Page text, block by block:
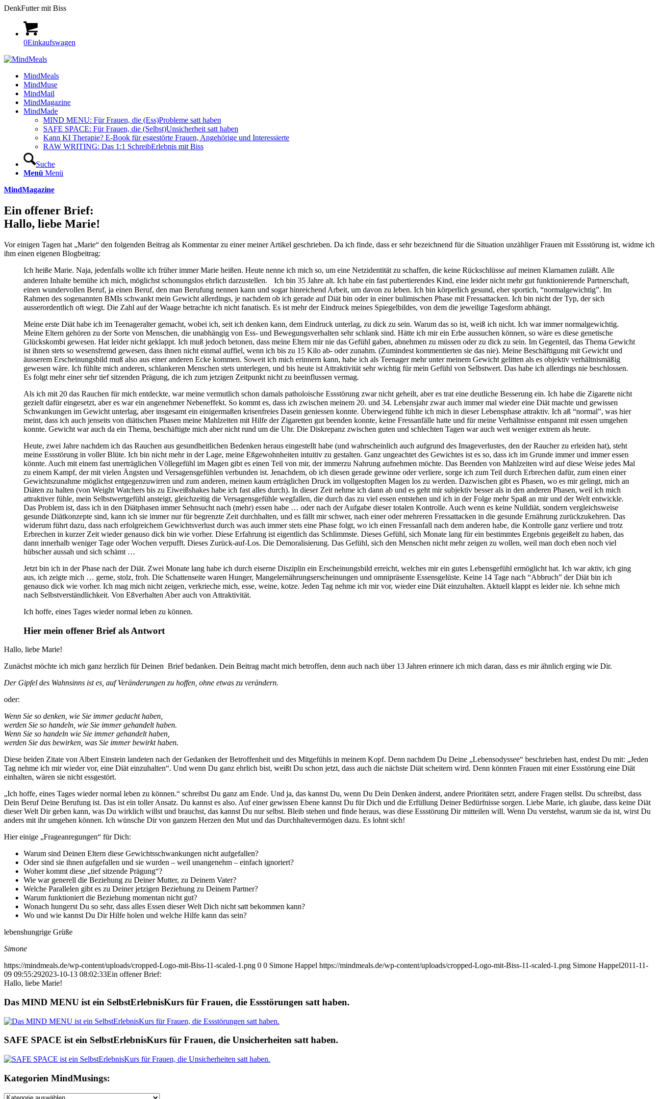
DenkFutter mit Biss
0Einkaufswagen
MindMeals
MindMuse
MindMail
MindMagazine
MindMade
MIND MENU: Für Frauen, die (Ess)Probleme satt haben
SAFE SPACE: Für Frauen, die (Selbst)Unsicherheit satt haben
Kann KI Therapie? E-Book für esgestörte Frauen, Angehörige und Interessierte
RAW WRITING: Das 1:1 SchreibErlebnis mit Biss
Suche
Menü Menü
MindMagazine
Ein offener Brief:
Hallo, liebe Marie!
Vor einigen Tagen hat „Marie“ den folgenden Beitrag als Kommentar zu einer meiner Artikel geschrieben. Da ich finde, dass er sehr bezeichnend für die Situation unzähliger Frauen mit Essstörung ist, widme ich
ihm einen eigenen Blogbeitrag:
Ich heiße Marie. Naja, jedenfalls wollte ich früher immer Marie heißen. Heute nenne ich mich so, um eine Netzidentität zu schaffen, die keine Rückschlüsse auf meinen Klarnamen zuläßt. Alle
anderen Inhalte bemühe ich mich, möglichst schonungslos ehrlich darzustellen. Ich bin 35 Jahre alt. Ich habe ein fast pubertierendes Kind, eine leider nicht mehr gut funktionierende Partnerschaft,
einen wundervollen Beruf, ja einen Beruf, den man Berufung nennen kann und sogar hinreichend Arbeit, um davon zu leben. Ich bin körperlich gesund, eher sportich, “normalgewichtig”. Im
Rahmen des sogenannten BMIs schwankt mein Gewicht allerdings, je nachdem ob ich gerade auf Diät bin oder in einer bulimischen Phase mit Fressattacken. Ich bin nicht der Typ, der sich
ausserordentlich oft wiegt. Die Zahl auf der Waage betrachte ich nicht fanatisch. Es ist mehr der Eindruck meines Spiegelbildes, von dem die jeweilige Tagesform abhängt.
Meine erste Diät habe ich im Teenageralter gemacht, wobei ich, seit ich denken kann, dem Eindruck unterlag, zu dick zu sein. Warum das so ist, weiß ich nicht. Ich war immer normalgewichtig.
Meine Eltern gehören zu der Sorte von Menschen, die unabhängig von Ess- und Bewegungsverhalten sehr schlank sind. Hätte ich mir ein Erbe aussuchen können, so wäre es diese genetische
Glückskombi gewesen. Hat leider nicht geklappt. Ich muß jedoch betonen, dass meine Eltern mir nie das Gefühl gaben, abnehmen zu müssen oder zu dick zu sein. Im Gegenteil, das Thema Gewicht
ist ihnen stets so wesensfremd gewesen, dass ihnen nicht einmal auffiel, wenn ich bis zu 15 Kilo ab- oder zunahm. (Zumindest kommentierten sie das nie). Meine Beschäftigung mit Gewicht und
äusserem Erscheinungsbild muß also aus einer anderen Ecke kommen. Soweit ich mich erinnern kann, habe ich als Teenager mehr unter meinem Gewicht gelitten als es objektiv verhältnismäßig
gewesen wäre. Ich fühlte mich anderen, schlankeren Menschen stets unterlegen, und bis heute ist Attraktivität sehr wichtig für mein Gefühl von Selbstwert. Das habe ich allerdings nie beschlossen.
Es folgt mehr einer sehr tief sitzenden Prägung, die ich zum jetzigen Zeitpunkt nicht zu beeinflussen vermag.
Als ich mit 20 das Rauchen für mich entdeckte, war meine vermutlich schon damals patholoische Essstörung zwar nicht geheilt, aber es trat eine deutliche Besserung ein. Ich habe die Zigarette nicht
gezielt dafür eingesetzt, aber es war ein angenehmer Nebeneffekt. So kommt es, dass ich zwischen meinem 20. und 34. Lebensjahr zwar auch immer mal wieder eine Diät machte und gewissen
Schwankungen im Gewicht unterlag, aber insgesamt ein einigermaßen krisenfreies Dasein geniessen konnte. Überwiegend fühlte ich mich in dieser Lebensphase attraktiv. Ich aß “normal”, was hier
meint, dass ich auch jenseits von diätischen Phasen meine Mahlzeiten mit Hilfe der Zigaretten gut beenden konnte, keine Fressanfälle hatte und für meine Verhältnisse entspannt mit essen umgehen
konnte. Gewicht war auch da ein Thema, beschäftigte mich aber nicht rund um die Uhr. Die Diskrepanz zwischen guten und schlechten Tagen war auch weit weniger extrem als heute.
Heute, zwei Jahre nachdem ich das Rauchen aus gesundheitlichen Bedenken heraus eingestellt habe (und wahrscheinlich auch aufgrund des Imageverlustes, den der Raucher zu erleiden hat), steht
meine Essstörung in voller Blüte. Ich bin nicht mehr in der Lage, meine Eßgewohnheiten intuitiv zu gestalten. Ganz ungeachtet des Gewichtes ist es so, dass ich im Grunde immer und immer essen
könnte. Auch mit einem fast unerträglichen Völlegefühl im Magen gibt es einen Teil von mir, der immerzu Nahrung aufnehmen möchte. Das Beenden von Mahlzeiten wird auf diese Weise jedes Mal
zu einem Kampf, der mit vielen Ängsten und Versagensgefühlen verbunden ist. Jenachdem, ob ich diesen gerade gewinne oder verliere, sorge ich zum Teil durch Erbrechen dafür, zum einen einer
Gewichtszunahme möglichst entgegenzuwirren und zum anderen, meinen kaum erträglichen Druck im vollgestopften Magen los zu werden. Dazwischen gibt es Phasen, wo es mir gelingt, mich an
Diäten zu halten (von Weight Watchers bis zu Eiweißshakes habe ich fast alles durch). In dieser Zeit nehme ich dann ab und es geht mir subjektiv besser als in den anderen Phasen, weil ich mich
attraktiver fühle, mein Selbstwertgefühl ansteigt, gleichzeitig die Versagensgefühle wegfallen, die durch das zu viel essen entstehen und ich in der Folge mehr Spaß an mir und der Welt entwickle.
Das Problem ist, dass ich in den Diätphasen immer Sehnsucht nach (mehr) essen habe … oder nach der Aufgabe dieser totalen Kontrolle. Auch wenn es keine Nulldiät, sondern vergleichsweise
gesunde Diätkonzepte sind, kann ich sie immer nur für begrenzte Zeit durchhalten, und es fällt mir schwer, nach einer oder mehreren Fressattacken in die gesunde Ernährung zurückzukehren. Das
widerum führt dazu, dass nach erfolgreichem Gewichtsverlust durch was auch immer stets eine Phase folgt, wo ich einen Fressanfall nach dem anderen habe, die Kontrolle ganz verliere und trotz
Erbrechen in kurzer Zeit wieder genauso dick bin wie vorher. Diese Erfahrung ist eigentlich das Schlimmste. Dieses Gefühl, sich Monate lang für ein bestimmtes Ergebnis gegeißelt zu haben, das
dann innerhalb weniger Tage oder Wochen verpufft. Dieses Zurück-auf-Los. Die Demoralisierung. Das Gefühl, sich den Menschen nicht mehr zeigen zu wollen, weil man doch eben noch viel
hübscher aussah und sich schämt …
Jetzt bin ich in der Phase nach der Diät. Zwei Monate lang habe ich durch eiserne Disziplin ein Erscheinungsbild erreicht, welches mir ein gutes Lebensgefühl ermöglicht hat. Ich war aktiv, ich ging
aus, ich zeigte mich … gerne, stolz, froh. Die Schattenseite waren Hunger, Mangelernährungserscheinungen und omnipräsente Essensgelüste. Keine 14 Tage nach “Abbruch” der Diät bin ich
genauso dick wie vorher. Ich mag mich nicht zeigen, verkrieche mich, esse, weine, kotze. Jeden Tag nehme ich mir vor, wieder eine Diät einzuhalten. Aktuell klappt es leider nie. Ich sehne mich
nach Selbstverständlichkeit. Von Eßverhalten Aber auch von Attraktivität.
Ich hoffe, eines Tages wieder normal leben zu können.
Hier mein offener Brief als Antwort
Hallo, liebe Marie!
Zunächst möchte ich mich ganz herzlich für Deinen Brief bedanken. Dein Beitrag macht mich betroffen, denn auch nach über 13 Jahren erinnere ich mich daran, dass es mir ähnlich erging wie Dir.
Der Gipfel des Wahnsinns ist es, auf Veränderungen zu hoffen, ohne etwas zu verändern.
oder:
Wenn Sie so denken, wie Sie immer gedacht haben,
werden Sie so handeln, wie Sie immer gehandelt haben.
Wenn Sie so handeln wie Sie immer gehandelt haben,
werden Sie das bewirken, was Sie immer bewirkt haben.
Diese beiden Zitate von Albert Einstein landeten nach der Gedanken der Betroffenheit und des Mitgefühls in meinem Kopf. Denn nachdem Du Deine „Lebensodyssee“ beschrieben hast, endest Du mit: „Jeden
Tag nehme ich mir wieder vor, eine Diät einzuhalten“. Und wenn Du ganz ehrlich bist, weißt Du schon jetzt, dass auch die nächste Diät scheitern wird. Denn könnten Frauen mit einer Essstörung eine Diät
einhalten, wären sie nicht essgestört.
„Ich hoffe, eines Tages wieder normal leben zu können.“ schreibst Du ganz am Ende. Und ja, das kannst Du, wenn Du Dein Denken änderst, andere Prioritäten setzt, andere Fragen stellst. Du schreibst, dass
Dein Beruf Deine Berufung ist. Das ist ein toller Ansatz. Du kannst es also. Auf einer gewissen Ebene kannst Du für Dich und die Erfüllung Deiner Bedürfnisse sorgen. Liebe Marie, ich glaube, dass keine Diät
dieser Welt Dir geben kann, was Du wirklich willst und brauchst, das kannst Du nur selbst. Bleib stehen und finde heraus, was diese Essstörung Dir mitteilen will. Wenn Du verstehst, warum sie da ist, wirst Du
anders mit ihr umgehen können. Ich wünsche Dir von ganzem Herzen den Mut und das Durchhaltevermögen dazu. Es lohnt sich!
Hier einige „Frageanregungen“ für Dich:
Warum sind Deinen Eltern diese Gewichtsschwankungen nicht aufgefallen?
Oder sind sie ihnen aufgefallen und sie wurden – weil unangenehm – einfach ignoriert?
Woher kommt diese „tief sitzende Prägung“?
Wie war generell die Beziehung zu Deiner Mutter, zu Deinem Vater?
Welche Parallelen gibt es zu Deiner jetzigen Beziehung zu Deinem Partner?
Warum funktioniert die Beziehung momentan nicht gut?
Wonach hungerst Du so sehr, dass alles Essen dieser Welt Dich nicht satt bekommen kann?
Wo und wie kannst Du Dir Hilfe holen und welche Hilfe kann das sein?
lebenshungrige Grüße
Simone
https://mindmeals.de/wp-content/uploads/cropped-Logo-mit-Biss-11-scaled-1.png 0 0 Simone Happel https://mindmeals.de/wp-content/uploads/cropped-Logo-mit-Biss-11-scaled-1.png Simone Happel2011-11-
09 09:55:292023-10-13 08:02:33Ein offener Brief:
Hallo, liebe Marie!
Das MIND MENU ist ein SelbstErlebnisKurs für Frauen, die Essstörungen satt haben.
SAFE SPACE ist ein SelbstErlebnisKurs für Frauen, die Unsicherheiten satt haben.
Kategorien MindMusings:
Kategorien